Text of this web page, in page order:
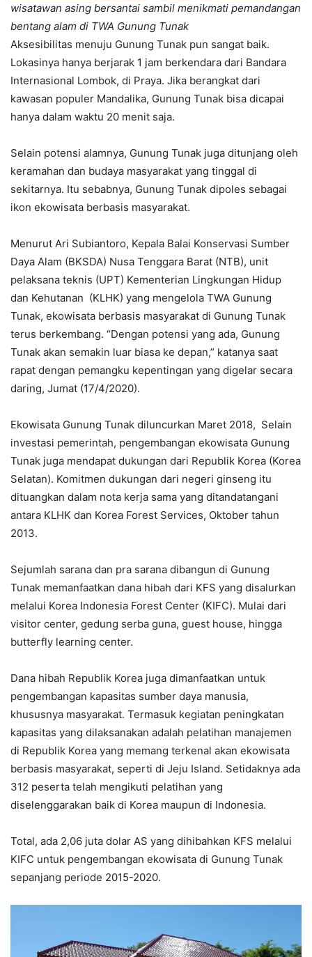
wisatawan asing bersantai sambil menikmati pemandangan
bentang alam di TWA Gunung Tunak
Aksesibilitas menuju Gunung Tunak pun sangat baik.
Lokasinya hanya berjarak 1 jam berkendara dari Bandara
Internasional Lombok, di Praya. Jika berangkat dari
kawasan populer Mandalika, Gunung Tunak bisa dicapai
hanya dalam waktu 20 menit saja.
Selain potensi alamnya, Gunung Tunak juga ditunjang oleh
keramahan dan budaya masyarakat yang tinggal di
sekitarnya. Itu sebabnya, Gunung Tunak dipoles sebagai
ikon ekowisata berbasis masyarakat.
Menurut Ari Subiantoro, Kepala Balai Konservasi Sumber
Daya Alam (BKSDA) Nusa Tenggara Barat (NTB), unit
pelaksana teknis (UPT) Kementerian Lingkungan Hidup
dan Kehutanan (KLHK) yang mengelola TWA Gunung
Tunak, ekowisata berbasis masyarakat di Gunung Tunak
terus berkembang. “Dengan potensi yang ada, Gunung
Tunak akan semakin luar biasa ke depan,” katanya saat
rapat dengan pemangku kepentingan yang digelar secara
daring, Jumat (17/4/2020).
Ekowisata Gunung Tunak diluncurkan Maret 2018, Selain
investasi pemerintah, pengembangan ekowisata Gunung
Tunak juga mendapat dukungan dari Republik Korea (Korea
Selatan). Komitmen dukungan dari negeri ginseng itu
dituangkan dalam nota kerja sama yang ditandatangani
antara KLHK dan Korea Forest Services, Oktober tahun
2013.
Sejumlah sarana dan pra sarana dibangun di Gunung
Tunak memanfaatkan dana hibah dari KFS yang disalurkan
melalui Korea Indonesia Forest Center (KIFC). Mulai dari
visitor center, gedung serba guna, guest house, hingga
butterfly learning center.
Dana hibah Republik Korea juga dimanfaatkan untuk
pengembangan kapasitas sumber daya manusia,
khususnya masyarakat. Termasuk kegiatan peningkatan
kapasitas yang dilaksanakan adalah pelatihan manajemen
di Republik Korea yang memang terkenal akan ekowisata
berbasis masyarakat, seperti di Jeju Island. Setidaknya ada
312 peserta telah mengikuti pelatihan yang
diselenggarakan baik di Korea maupun di Indonesia.
Total, ada 2,06 juta dolar AS yang dihibahkan KFS melalui
KIFC untuk pengembangan ekowisata di Gunung Tunak
sepanjang periode 2015-2020.